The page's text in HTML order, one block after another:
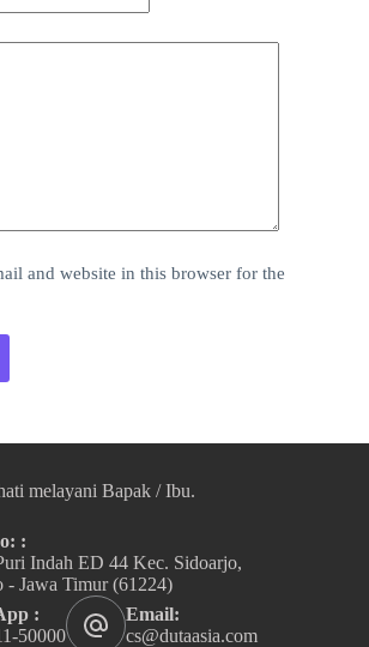
and website in this browser for the
melayani Bapak / Ibu.
:
Indah ED 44 Kec. Sidoarjo,
- Jawa Timur (61224)
:
50000
Email:
cs@dutaasia.com